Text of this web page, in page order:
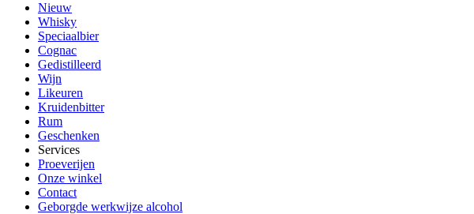
Nieuw
Whisky
Speciaalbier
Cognac
Gedistilleerd
Wijn
Likeuren
Kruidenbitter
Rum
Geschenken
Services
Proeverijen
Onze winkel
Contact
Geborgde werkwijze alcohol